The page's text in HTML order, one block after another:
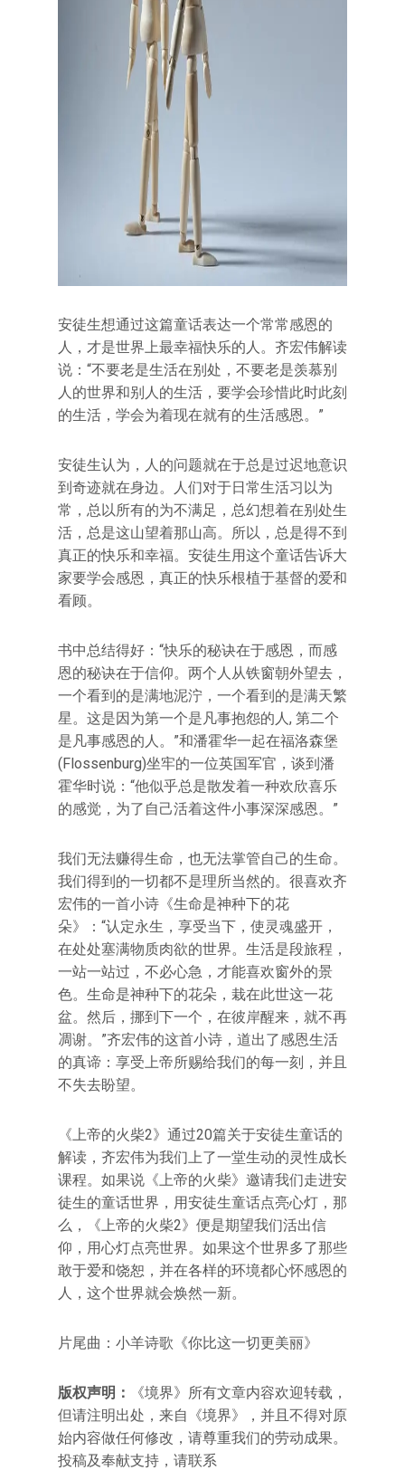
安徒生想通过这篇童话表达一个常常感恩的
人，才是世界上最幸福快乐的人。齐宏伟解读
说：“不要老是生活在别处，不要老是羡慕别
人的世界和别人的生活，要学会珍惜此时此刻
的生活，学会为着现在就有的生活感恩。”
安徒生认为，人的问题就在于总是过迟地意识
到奇迹就在身边。人们对于日常生活习以为
常，总以所有的为不满足，总幻想着在别处生
活，总是这山望着那山高。所以，总是得不到
真正的快乐和幸福。安徒生用这个童话告诉大
家要学会感恩，真正的快乐根植于基督的爱和
看顾。
书中总结得好：“快乐的秘诀在于感恩，而感
恩的秘诀在于信仰。两个人从铁窗朝外望去，
一个看到的是满地泥泞，一个看到的是满天繁
星。这是因为第一个是凡事抱怨的人, 第二个
是凡事感恩的人。”和潘霍华一起在福洛森堡
(Flossenburg)坐牢的一位英国军官，谈到潘
霍华时说：“他似乎总是散发着一种欢欣喜乐
的感觉，为了自己活着这件小事深深感恩。”
我们无法赚得生命，也无法掌管自己的生命。
我们得到的一切都不是理所当然的。很喜欢齐
宏伟的一首小诗《生命是神种下的花
朵》：“认定永生，享受当下，使灵魂盛开，
在处处塞满物质肉欲的世界。生活是段旅程，
一站一站过，不必心急，才能喜欢窗外的景
色。生命是神种下的花朵，栽在此世这一花
盆。然后，挪到下一个，在彼岸醒来，就不再
凋谢。”齐宏伟的这首小诗，道出了感恩生活
的真谛：享受上帝所赐给我们的每一刻，并且
不失去盼望。
《上帝的火柴2》通过20篇关于安徒生童话的
解读，齐宏伟为我们上了一堂生动的灵性成长
课程。如果说《上帝的火柴》邀请我们走进安
徒生的童话世界，用安徒生童话点亮心灯，那
么，《上帝的火柴2》便是期望我们活出信
仰，用心灯点亮世界。如果这个世界多了那些
敢于爱和饶恕，并在各样的环境都心怀感恩的
人，这个世界就会焕然一新。
片尾曲：小羊诗歌《你比这一切更美丽》
版权声明：
《境界》所有文章内容欢迎转载，
但请注明出处，来自《境界》，并且不得对原
始内容做任何修改，请尊重我们的劳动成果。
投稿及奉献支持，请联系